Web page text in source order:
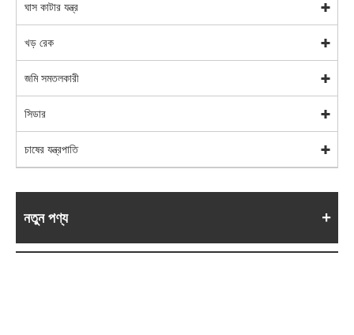
ঘাস কাটার যন্ত্র
খড় রেক
জমি সমতলকারী
সিডার
চাষের যন্ত্রপাতি
নতুন পণ্য